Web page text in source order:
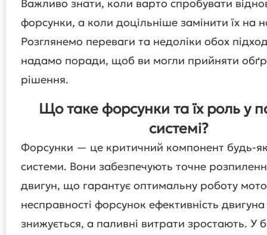
Важливо знати, коли варто спробувати
форсунки, а коли доцільніше замінити їх на
Розглянемо переваги та недоліки обох
надамо поради, щоб ви могли прийняти
рішення.
Що таке форсунки та їх роль у
системі?
Форсунки — це критичний компонент будь-
системи. Вони забезпечують точне
двигун, що гарантує оптимальну роботу
несправності форсунок ефективність
знижується, а паливні витрати зростають. У